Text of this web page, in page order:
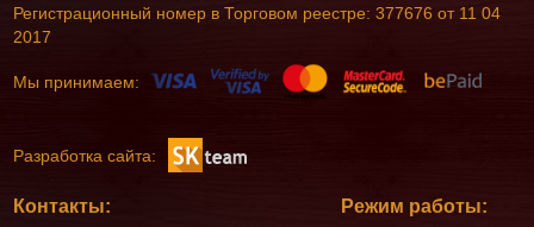
Регистрационный номер в Торговом реестре: 377676 от 11 04
2017
Мы принимаем:
Разработка сайта:
Контакты: Режим работы: